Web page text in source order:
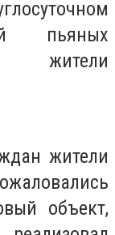
пьяных
жители
жители
объект,